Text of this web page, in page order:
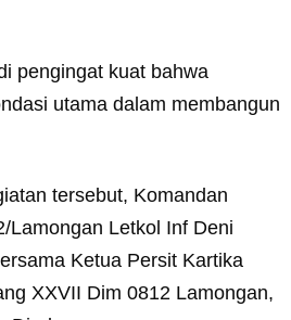
pengingat kuat bahwa
utama dalam membangun
tersebut, Komandan
Lamongan Letkol Inf Deni
Ketua Persit Kartika
XXVII Dim 0812 Lamongan,